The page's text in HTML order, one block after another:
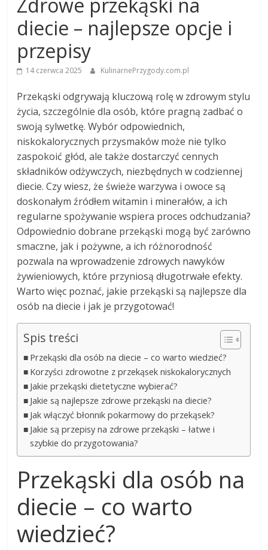
Zdrowe przekąski na
diecie – najlepsze opcje i
przepisy
14 czerwca 2025 KulinarnePrzygody.com.pl
Przekąski odgrywają kluczową rolę w zdrowym stylu
życia, szczególnie dla osób, które pragną zadbać o
swoją sylwetkę. Wybór odpowiednich,
niskokalorycznych przysmaków może nie tylko
zaspokoić głód, ale także dostarczyć cennych
składników odżywczych, niezbędnych w codziennej
diecie. Czy wiesz, że świeże warzywa i owoce są
doskonałym źródłem witamin i minerałów, a ich
regularne spożywanie wspiera proces odchudzania?
Odpowiednio dobrane przekąski mogą być zarówno
smaczne, jak i pożywne, a ich różnorodność
pozwala na wprowadzenie zdrowych nawyków
żywieniowych, które przyniosą długotrwałe efekty.
Warto więc poznać, jakie przekąski są najlepsze dla
osób na diecie i jak je przygotować!
Spis treści
Przekąski dla osób na diecie – co warto wiedzieć?
Korzyści zdrowotne z przekąsek niskokalorycznych
Jakie przekąski dietetyczne wybierać?
Jakie są najlepsze zdrowe przekąski na diecie?
Jak włączyć błonnik pokarmowy do przekąsek?
Jakie są przepisy na zdrowe przekąski – łatwe i
szybkie do przygotowania?
Przekąski dla osób na
diecie – co warto
wiedzieć?